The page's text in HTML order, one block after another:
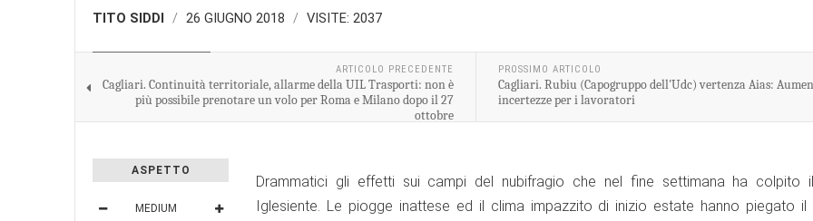
TITO SIDDI 26 GIUGNO 2018 VISITE: 2037
ARTICOLO PRECEDENTE
Cagliari. Continuità territoriale, allarme della UIL Trasporti: non è
più possibile prenotare un volo per Roma e Milano dopo il 27
ottobre
PROSSIMO ARTICOLO
Cagliari. Rubiu (Capogruppo dell'Udc) vertenza Aias:
incertezze per i lavoratori
ASPETTO
MEDIUM
Drammatici gli effetti sui campi del nubifragio che nel fine settimana ha colpito
Iglesiente. Le piogge inattese ed il clima impazzito di inizio estate hanno piegato il